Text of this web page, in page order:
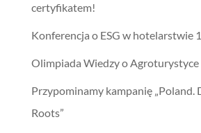
certyfikatem!
Konferencja o ESG w hotelarstwie
Olimpiada Wiedzy o Agroturystyce
Przypominamy kampanię „Poland.
Roots”